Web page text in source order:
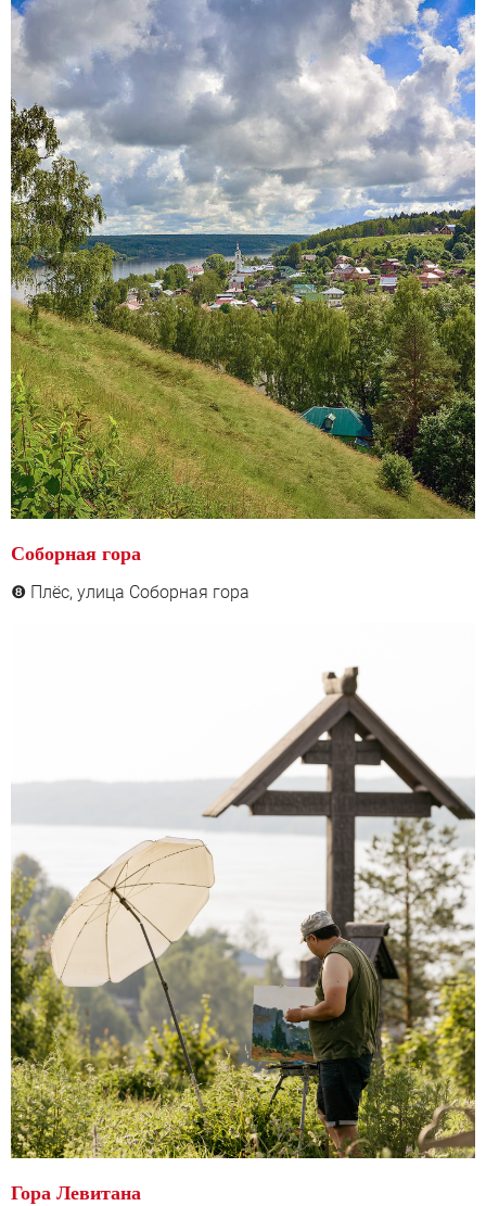
Соборная гора
❽ Плёс, улица Соборная гора
Гора Левитана